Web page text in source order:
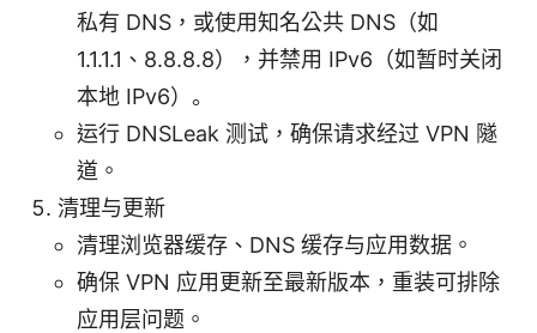
私有 DNS，或使用知名公共 DNS（如
1.1.1.1、8.8.8.8），并禁用 IPv6（如暂时关闭
本地 IPv6）。
运行 DNSLeak 测试，确保请求经过 VPN 隧
道。
清理与更新
清理浏览器缓存、DNS 缓存与应用数据。
确保 VPN 应用更新至最新版本，重装可排除
应用层问题。